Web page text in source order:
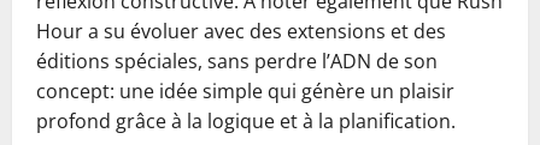
Hour a su évoluer avec des extensions et des
éditions spéciales, sans perdre l’ADN de son
concept: une idée simple qui génère un plaisir
profond grâce à la logique et à la planification.